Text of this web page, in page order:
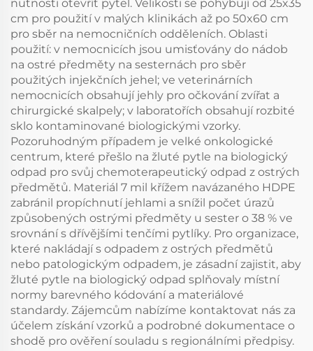
nutnosti otevřít pytel. Velikosti se pohybují od 25x35
cm pro použití v malých klinikách až po 50x60 cm
pro sběr na nemocničních odděleních. Oblasti
použití: v nemocnicích jsou umisťovány do nádob
na ostré předměty na sesternách pro sběr
použitých injekčních jehel; ve veterinárních
nemocnicích obsahují jehly pro očkování zvířat a
chirurgické skalpely; v laboratořích obsahují rozbité
sklo kontaminované biologickými vzorky.
Pozoruhodným případem je velké onkologické
centrum, které přešlo na žluté pytle na biologický
odpad pro svůj chemoterapeutický odpad z ostrých
předmětů. Materiál 7 mil křížem navázaného HDPE
zabránil propíchnutí jehlami a snížil počet úrazů
způsobených ostrými předměty u sester o 38 % ve
srovnání s dřívějšími tenčími pytlíky. Pro organizace,
které nakládají s odpadem z ostrých předmětů
nebo patologickým odpadem, je zásadní zajistit, aby
žluté pytle na biologický odpad splňovaly místní
normy barevného kódování a materiálové
standardy. Zájemcům nabízíme kontaktovat nás za
účelem získání vzorků a podrobné dokumentace o
shodě pro ověření souladu s regionálními předpisy.